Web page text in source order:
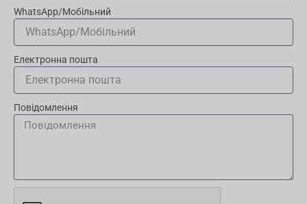
WhatsApp/Мобільний
Електронна пошта
Повідомлення